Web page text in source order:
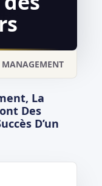
La
Des
D’un